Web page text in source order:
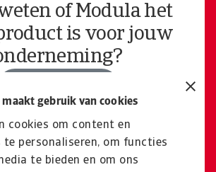
maakt gebruik van cookies
cookies om content en
personaliseren, om functies
te bieden en om ons
of Modula het
is voor jouw
offerte op maat